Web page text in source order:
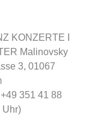
KONZERTE I
Malinovsky
3, 01067
351 41 88
Uhr)